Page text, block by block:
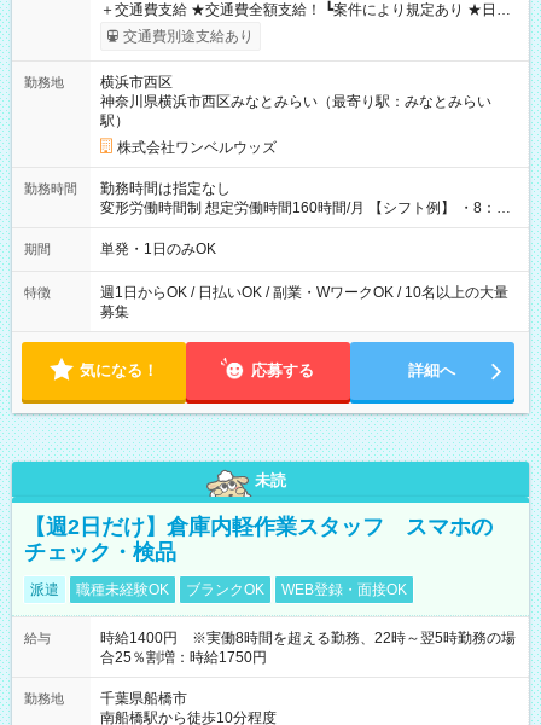
＋交通費支給 ★交通費全額支給！ ┗案件により規定あり ★日払
いOK！（規定あり） ┗働いたその日に現金GET♪ お仕事後はコ
ンビニATMから 日払い分を引き落とせます！ 【試用期間】試
交通費別途支給あり
勤務地
横浜市西区
神奈川県横浜市西区みなとみらい（最寄り駅：みなとみらい
駅）
株式会社ワンベルウッズ
勤務時間
勤務時間は指定なし
変形労働時間制 想定労働時間160時間/月 【シフト例】 ・8：00
～21：00
期間 単発・1日のみOK
特徴
週1日からOK / 日払いOK / 副業・WワークOK / 10名以上の大量
募集
気になる！ 応募する 詳細へ
未読
【週2日だけ】倉庫内軽作業スタッフ スマホの
チェック・検品
派遣 職種未経験OK ブランクOK WEB登録・面接OK
給与
時給1400円 ※実働8時間を超える勤務、22時～翌5時勤務の場
合25％割増：時給1750円
勤務地
千葉県船橋市
南船橋駅から徒歩10分程度